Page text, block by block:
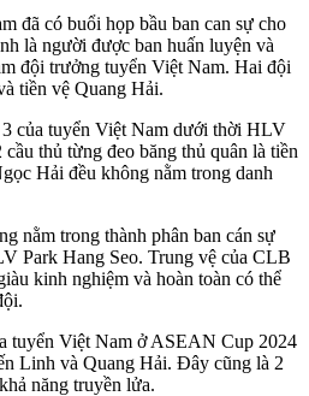
đã có buổi họp bầu ban can sự cho
là người được ban huấn luyện và
đội trưởng tuyển Việt Nam. Hai đội
tiền vệ Quang Hải.
của tuyển Việt Nam dưới thời HLV
thủ từng đeo băng thủ quân là tiền
Hải đều không nằm trong danh
nằm trong thành phân ban cán sự
Park Hang Seo. Trung vệ của CLB
kinh nghiệm và hoàn toàn có thể
tuyển Việt Nam ở ASEAN Cup 2024
Linh và Quang Hải. Đây cũng là 2
năng truyền lửa.